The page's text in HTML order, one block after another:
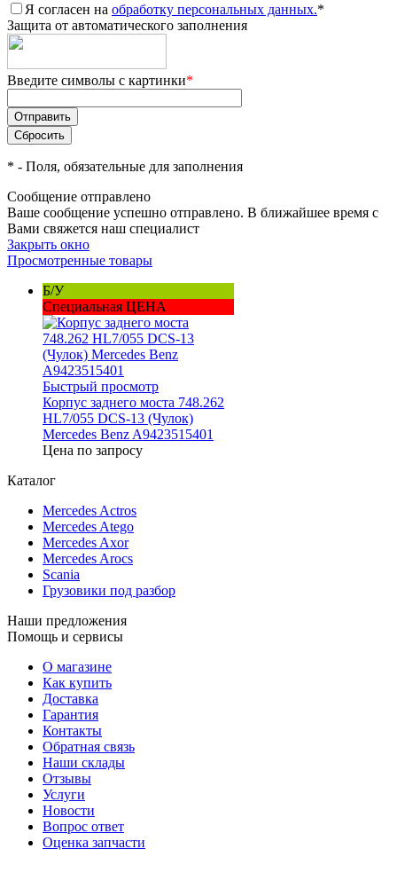
Я согласен на обработку персональных данных.*
Защита от автоматического заполнения
Введите символы с картинки*
* - Поля, обязательные для заполнения
Сообщение отправлено
Ваше сообщение успешно отправлено. В ближайшее время с
Вами свяжется наш специалист
Закрыть окно
Просмотренные товары
Б/У
Специальная ЦЕНА
Быстрый просмотр
Корпус заднего моста 748.262
HL7/055 DCS-13 (Чулок)
Mercedes Benz A9423515401
Цена по запросу
Каталог
Mercedes Actros
Mercedes Atego
Mercedes Axor
Mercedes Arocs
Scania
Грузовики под разбор
Наши предложения
Помощь и сервисы
О магазине
Как купить
Доставка
Гарантия
Контакты
Обратная связь
Наши склады
Отзывы
Услуги
Новости
Вопрос ответ
Оценка запчасти